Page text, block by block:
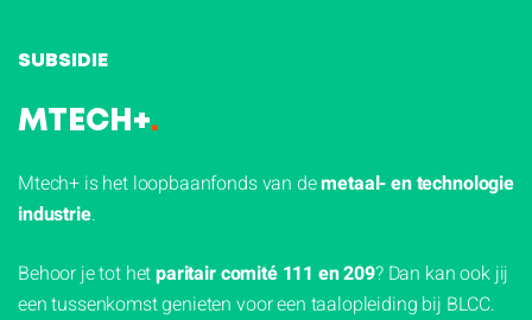
SUBSIDIE
MTECH+.
Mtech+ is het loopbaanfonds van demetaal- en technologie
industrie.
Behoor je tot hetparitair comité 111 en 209? Dan kan ook jij
een tussenkomst genieten voor een taalopleiding bij BLCC.